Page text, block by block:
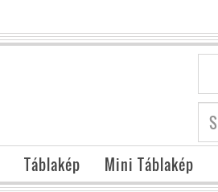
Táblakép Mini Táblakép